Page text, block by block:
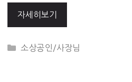
자세히보기
CATEGORIES
소상공인/사장님